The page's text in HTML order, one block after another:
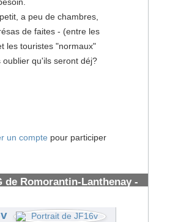
a peu de chambres,
de faites - (entre les
les touristes "normaux"
oublier qu'ils seront déj?
un compte pour participer
de Romorantin-Lanthenay -